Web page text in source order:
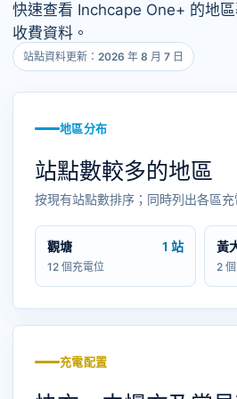
快速查看 Inchcape One+ 的地
收費資料。
站點資料更新：2026 年 8 月 7 日
地區分布
站點數較多的地區
按現有站點數排序；同時列出各區充
觀塘 1 站
12 個充電位
黃
2
充電配置